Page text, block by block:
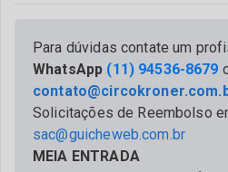
Para dúvidas contate um
WhatsApp (11) 94536-8679
Solicitações de Reembolso
sac@guicheweb.com.br
MEIA ENTRADA